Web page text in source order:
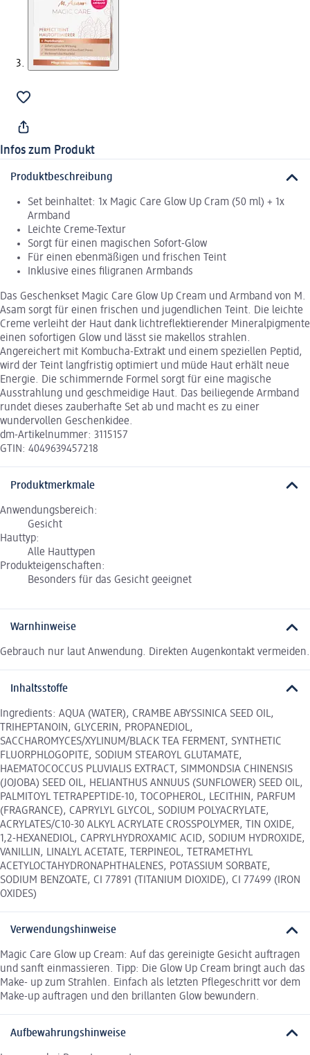
Infos zum Produkt
Produktbeschreibung
Set beinhaltet: 1x Magic Care Glow Up Cram (50 ml) + 1x
Armband
Leichte Creme-Textur
Sorgt für einen magischen Sofort-Glow
Für einen ebenmäßigen und frischen Teint
Inklusive eines filigranen Armbands
Das Geschenkset Magic Care Glow Up Cream und Armband von M.
Asam sorgt für einen frischen und jugendlichen Teint. Die leichte
Creme verleiht der Haut dank lichtreflektierender Mineralpigmente
einen sofortigen Glow und lässt sie makellos strahlen.
Angereichert mit Kombucha-Extrakt und einem speziellen Peptid,
wird der Teint langfristig optimiert und müde Haut erhält neue
Energie. Die schimmernde Formel sorgt für eine magische
Ausstrahlung und geschmeidige Haut. Das beiliegende Armband
rundet dieses zauberhafte Set ab und macht es zu einer
wundervollen Geschenkidee.
dm-Artikelnummer: 3115157
GTIN: 4049639457218
Produktmerkmale
Anwendungsbereich:
Gesicht
Hauttyp:
Alle Hauttypen
Produkteigenschaften:
Besonders für das Gesicht geeignet
Warnhinweise
Gebrauch nur laut Anwendung. Direkten Augenkontakt vermeiden.
Inhaltsstoffe
Ingredients: AQUA (WATER), CRAMBE ABYSSINICA SEED OIL,
TRIHEPTANOIN, GLYCERIN, PROPANEDIOL,
SACCHAROMYCES/XYLINUM/BLACK TEA FERMENT, SYNTHETIC
FLUORPHLOGOPITE, SODIUM STEAROYL GLUTAMATE,
HAEMATOCOCCUS PLUVIALIS EXTRACT, SIMMONDSIA CHINENSIS
(JOJOBA) SEED OIL, HELIANTHUS ANNUUS (SUNFLOWER) SEED OIL,
PALMITOYL TETRAPEPTIDE-10, TOCOPHEROL, LECITHIN, PARFUM
(FRAGRANCE), CAPRYLYL GLYCOL, SODIUM POLYACRYLATE,
ACRYLATES/C10-30 ALKYL ACRYLATE CROSSPOLYMER, TIN OXIDE,
1,2-HEXANEDIOL, CAPRYLHYDROXAMIC ACID, SODIUM HYDROXIDE,
VANILLIN, LINALYL ACETATE, TERPINEOL, TETRAMETHYL
ACETYLOCTAHYDRONAPHTHALENES, POTASSIUM SORBATE,
SODIUM BENZOATE, CI 77891 (TITANIUM DIOXIDE), CI 77499 (IRON
OXIDES)
Verwendungshinweise
Magic Care Glow up Cream: Auf das gereinigte Gesicht auftragen
und sanft einmassieren. Tipp: Die Glow Up Cream bringt auch das
Make- up zum Strahlen. Einfach als letzten Pflegeschritt vor dem
Make-up auftragen und den brillanten Glow bewundern.
Aufbewahrungshinweise